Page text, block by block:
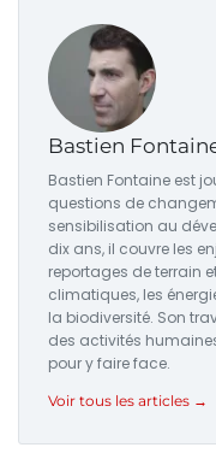
Bastien
Bastien Fontaine est
questions de
sensibilisation au
dix ans, il couvre les
reportages de terrain
climatiques, les
la biodiversité. Son
des activités
pour y faire face.
Voir tous les articles →